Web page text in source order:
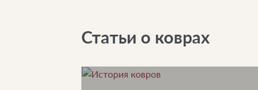
Статьи о коврах